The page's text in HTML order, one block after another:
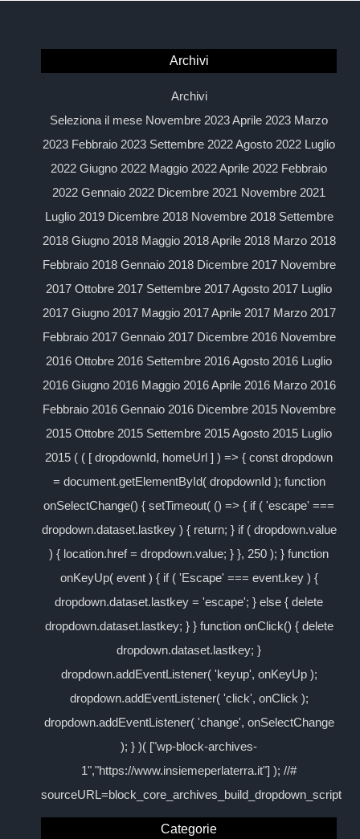
Archivi
Archivi
Seleziona il mese Novembre 2023 Aprile 2023 Marzo
2023 Febbraio 2023 Settembre 2022 Agosto 2022 Luglio
2022 Giugno 2022 Maggio 2022 Aprile 2022 Febbraio
2022 Gennaio 2022 Dicembre 2021 Novembre 2021
Luglio 2019 Dicembre 2018 Novembre 2018 Settembre
2018 Giugno 2018 Maggio 2018 Aprile 2018 Marzo 2018
Febbraio 2018 Gennaio 2018 Dicembre 2017 Novembre
2017 Ottobre 2017 Settembre 2017 Agosto 2017 Luglio
2017 Giugno 2017 Maggio 2017 Aprile 2017 Marzo 2017
Febbraio 2017 Gennaio 2017 Dicembre 2016 Novembre
2016 Ottobre 2016 Settembre 2016 Agosto 2016 Luglio
2016 Giugno 2016 Maggio 2016 Aprile 2016 Marzo 2016
Febbraio 2016 Gennaio 2016 Dicembre 2015 Novembre
2015 Ottobre 2015 Settembre 2015 Agosto 2015 Luglio
2015 ( ( [ dropdownId, homeUrl ] ) => { const dropdown
= document.getElementById( dropdownId ); function
onSelectChange() { setTimeout( () => { if ( 'escape' ===
dropdown.dataset.lastkey ) { return; } if ( dropdown.value
) { location.href = dropdown.value; } }, 250 ); } function
onKeyUp( event ) { if ( 'Escape' === event.key ) {
dropdown.dataset.lastkey = 'escape'; } else { delete
dropdown.dataset.lastkey; } } function onClick() { delete
dropdown.dataset.lastkey; }
dropdown.addEventListener( 'keyup', onKeyUp );
dropdown.addEventListener( 'click', onClick );
dropdown.addEventListener( 'change', onSelectChange
); } )( ["wp-block-archives-
1","https://www.insiemeperlaterra.it"] ); //#
sourceURL=block_core_archives_build_dropdown_script
Categorie